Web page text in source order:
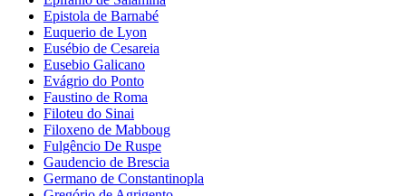
Epistola de Barnabé
Euquerio de Lyon
Eusébio de Cesareia
Eusebio Galicano
Evágrio do Ponto
Faustino de Roma
Filoteu do Sinai
Filoxeno de Mabboug
Fulgêncio De Ruspe
Gaudencio de Brescia
Germano de Constantinopla